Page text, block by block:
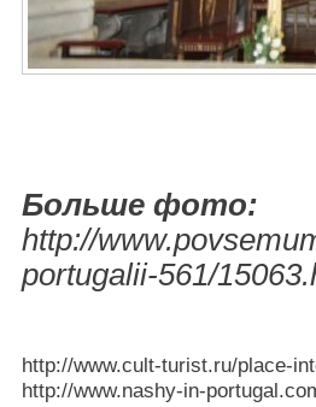
Больше фото:
http://
portugalii-561/
http://www.cult-turist.ru/place-
http://www.nashy-in-